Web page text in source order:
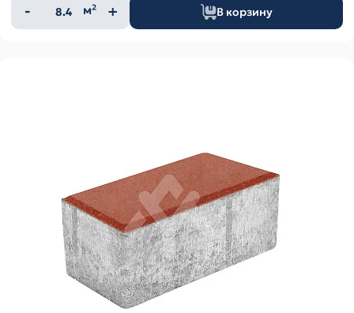
Количество
товара
м² В корзину